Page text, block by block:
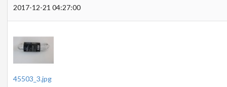
2017-12-21 04:27:00
45503_3.jpg